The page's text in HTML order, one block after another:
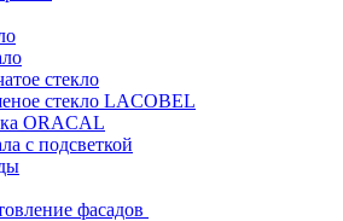
стекло
стекло LACOBEL
ORACAL
с подсветкой
фасадов